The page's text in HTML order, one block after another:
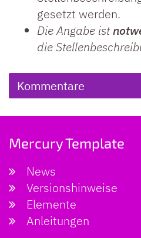
gesetzt werden.
Die Angabe ist
die
Kommentare
Mercury Template
News
Versionshinweise
Elemente
Anleitungen